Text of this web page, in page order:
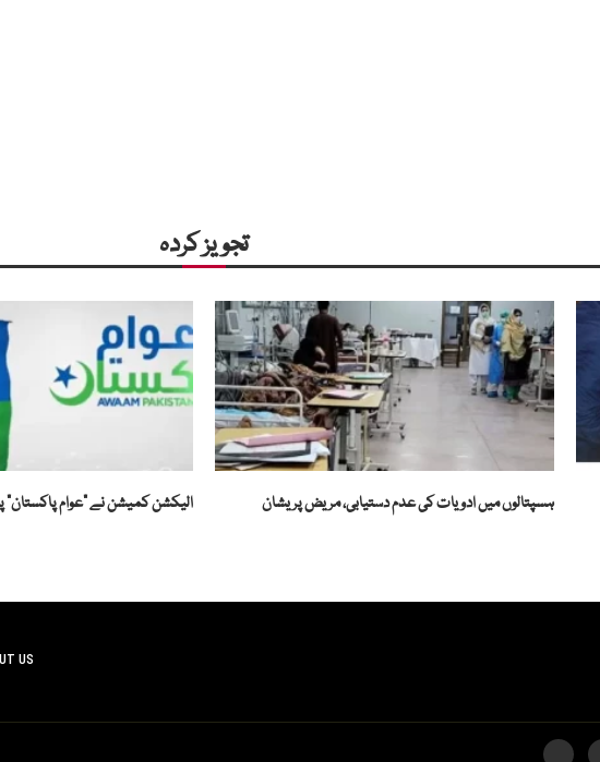
تجویز کردہ
ہسپتالوں میں ادویات کی عدم دستیابی، مریض پریشان الیکشن کمیشن نے ”عوام پاکستان“
US